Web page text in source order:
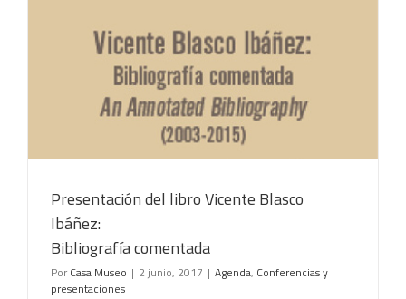
Presentación del libro Vicente Blasco
Ibáñez:
Bibliografía comentada
Por Casa Museo | 2 junio, 2017 | Agenda, Conferencias y
presentaciones